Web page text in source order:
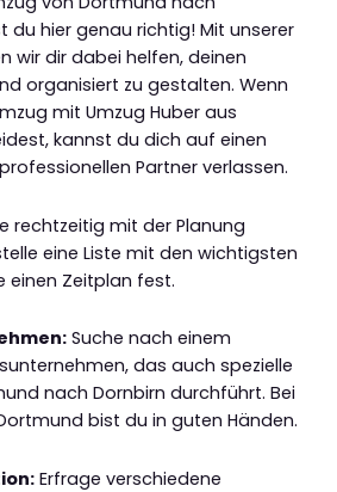
du hier genau richtig! Mit unserer
wir dir dabei helfen, deinen
organisiert zu gestalten. Wenn
mit Umzug Huber aus
kannst du dich auf einen
Partner verlassen.
rechtzeitig mit der Planung
eine Liste mit den wichtigsten
einen Zeitplan fest.
Suche nach einem
das auch spezielle
nach Dornbirn durchführt. Bei
bist du in guten Händen.
Erfrage verschiedene